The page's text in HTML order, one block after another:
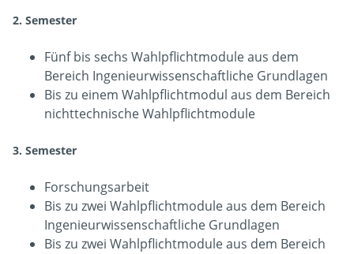
2. Semester
Fünf bis sechs Wahlpflichtmodule aus dem
Bereich Ingenieurwissenschaftliche Grundlagen
Bis zu einem Wahlpflichtmodul aus dem Bereich
nichttechnische Wahlpflichtmodule
3. Semester
Forschungsarbeit
Bis zu zwei Wahlpflichtmodule aus dem Bereich
Ingenieurwissenschaftliche Grundlagen
Bis zu zwei Wahlpflichtmodule aus dem Bereich